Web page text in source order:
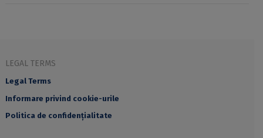
LEGAL TERMS
Legal Terms
Informare privind cookie-urile
Politica de confidențialitate